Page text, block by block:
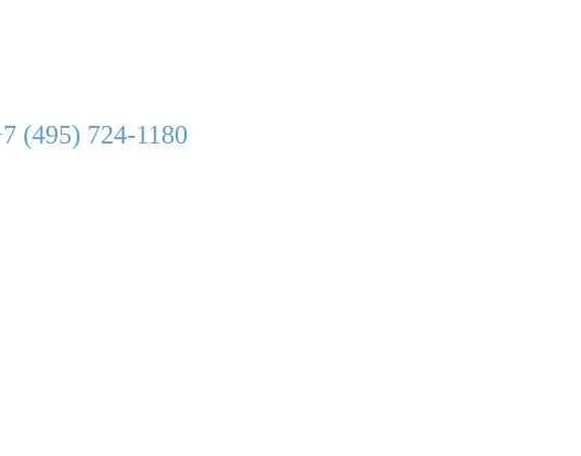
(495) 724-1180